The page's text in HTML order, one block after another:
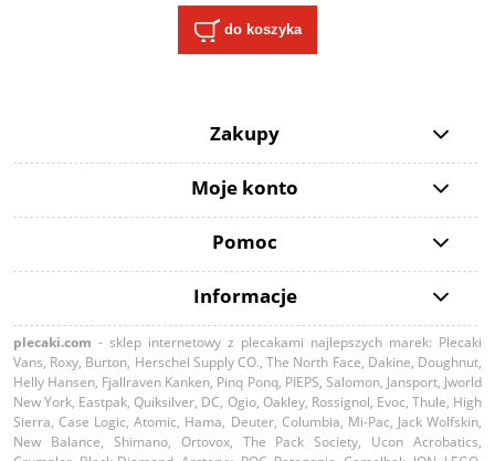
do koszyka
Zakupy
Moje konto
Pomoc
Informacje
plecaki.com - sklep internetowy z plecakami najlepszych marek: Plecaki
Vans, Roxy, Burton, Herschel Supply CO., The North Face, Dakine, Doughnut,
Helly Hansen, Fjallraven Kanken, Pinq Ponq, PIEPS, Salomon, Jansport, Jworld
New York, Eastpak, Quiksilver, DC, Ogio, Oakley, Rossignol, Evoc, Thule, High
Sierra, Case Logic, Atomic, Hama, Deuter, Columbia, Mi-Pac, Jack Wolfskin,
New Balance, Shimano, Ortovox, The Pack Society, Ucon Acrobatics,